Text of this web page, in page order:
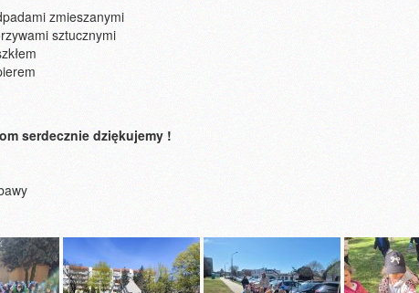
zmieszanymi
sztucznymi
serdecznie dziękujemy !